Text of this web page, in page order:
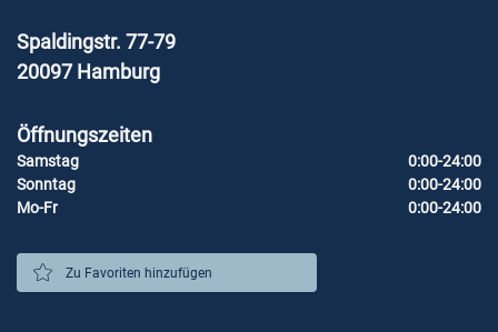
Spaldingstr. 77-79
20097 Hamburg
Öffnungszeiten
Samstag
0:00-24:00
Sonntag
0:00-24:00
Mo-Fr
0:00-24:00
Zu Favoriten hinzufügen